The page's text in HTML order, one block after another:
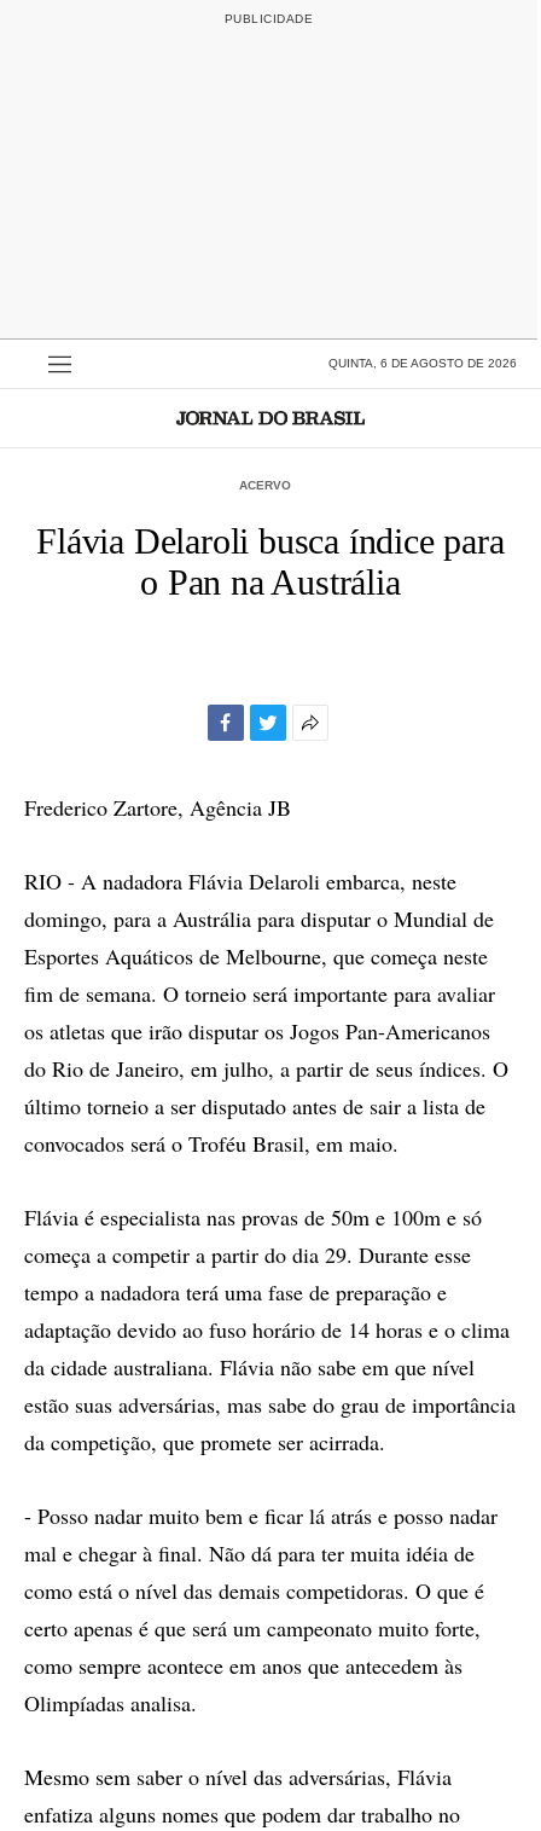
QUINTA, 6 DE AGOSTO DE 2026
ACERVO
Flávia Delaroli busca índice para
o Pan na Austrália
Frederico Zartore, Agência JB
RIO - A nadadora Flávia Delaroli embarca, neste
domingo, para a Austrália para disputar o Mundial de
Esportes Aquáticos de Melbourne, que começa neste
fim de semana. O torneio será importante para avaliar
os atletas que irão disputar os Jogos Pan-Americanos
do Rio de Janeiro, em julho, a partir de seus índices. O
último torneio a ser disputado antes de sair a lista de
convocados será o Troféu Brasil, em maio.
Flávia é especialista nas provas de 50m e 100m e só
começa a competir a partir do dia 29. Durante esse
tempo a nadadora terá uma fase de preparação e
adaptação devido ao fuso horário de 14 horas e o clima
da cidade australiana. Flávia não sabe em que nível
estão suas adversárias, mas sabe do grau de importância
da competição, que promete ser acirrada.
- Posso nadar muito bem e ficar lá atrás e posso nadar
mal e chegar à final. Não dá para ter muita idéia de
como está o nível das demais competidoras. O que é
certo apenas é que será um campeonato muito forte,
como sempre acontece em anos que antecedem às
Olimpíadas analisa.
Mesmo sem saber o nível das adversárias, Flávia
enfatiza alguns nomes que podem dar trabalho no